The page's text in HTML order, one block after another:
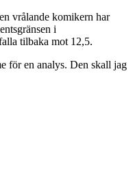
vrålande komikern har
i
tilbaka mot 12,5.
för en analys. Den skall jag